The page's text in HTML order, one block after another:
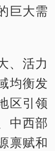
巨大需
、活力
均衡发
区引领
中西部
禀赋和